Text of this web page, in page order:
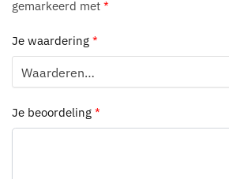
gemarkeerd met *
Je waardering *
Je beoordeling *